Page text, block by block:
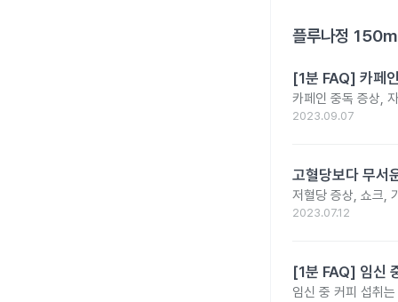
플루나정
[1분 FAQ] 카페
카페인 중독 증상,
2023.09.07
고혈당보다 무서
저혈당 증상, 쇼크,
2023.07.12
[1분 FAQ] 임신
임신 중 커피 섭취